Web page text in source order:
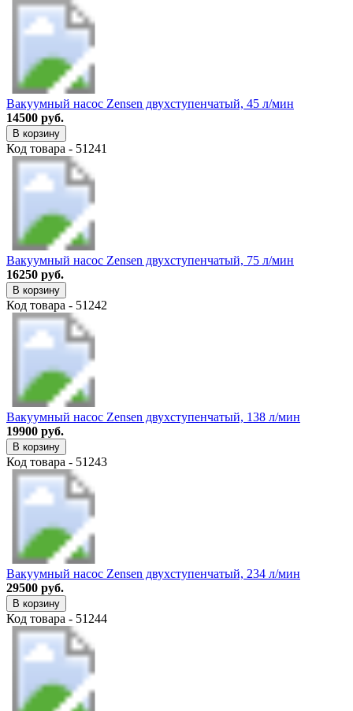
Вакуумный насос Zensen двухступенчатый, 45 л/мин
14500 руб.
В корзину
Код товара - 51241
Вакуумный насос Zensen двухступенчатый, 75 л/мин
16250 руб.
В корзину
Код товара - 51242
Вакуумный насос Zensen двухступенчатый, 138 л/мин
19900 руб.
В корзину
Код товара - 51243
Вакуумный насос Zensen двухступенчатый, 234 л/мин
29500 руб.
В корзину
Код товара - 51244